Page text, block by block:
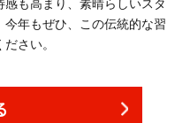
も高まり、素晴らしいスタ
年もぜひ、この伝統的な習
さい。